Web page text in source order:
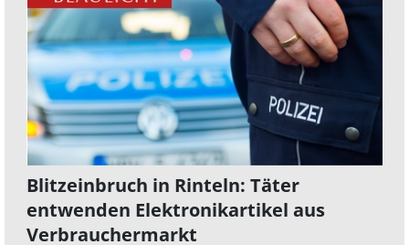
Blitzeinbruch in Rinteln: Täter
entwenden Elektronikartikel aus
Verbrauchermarkt